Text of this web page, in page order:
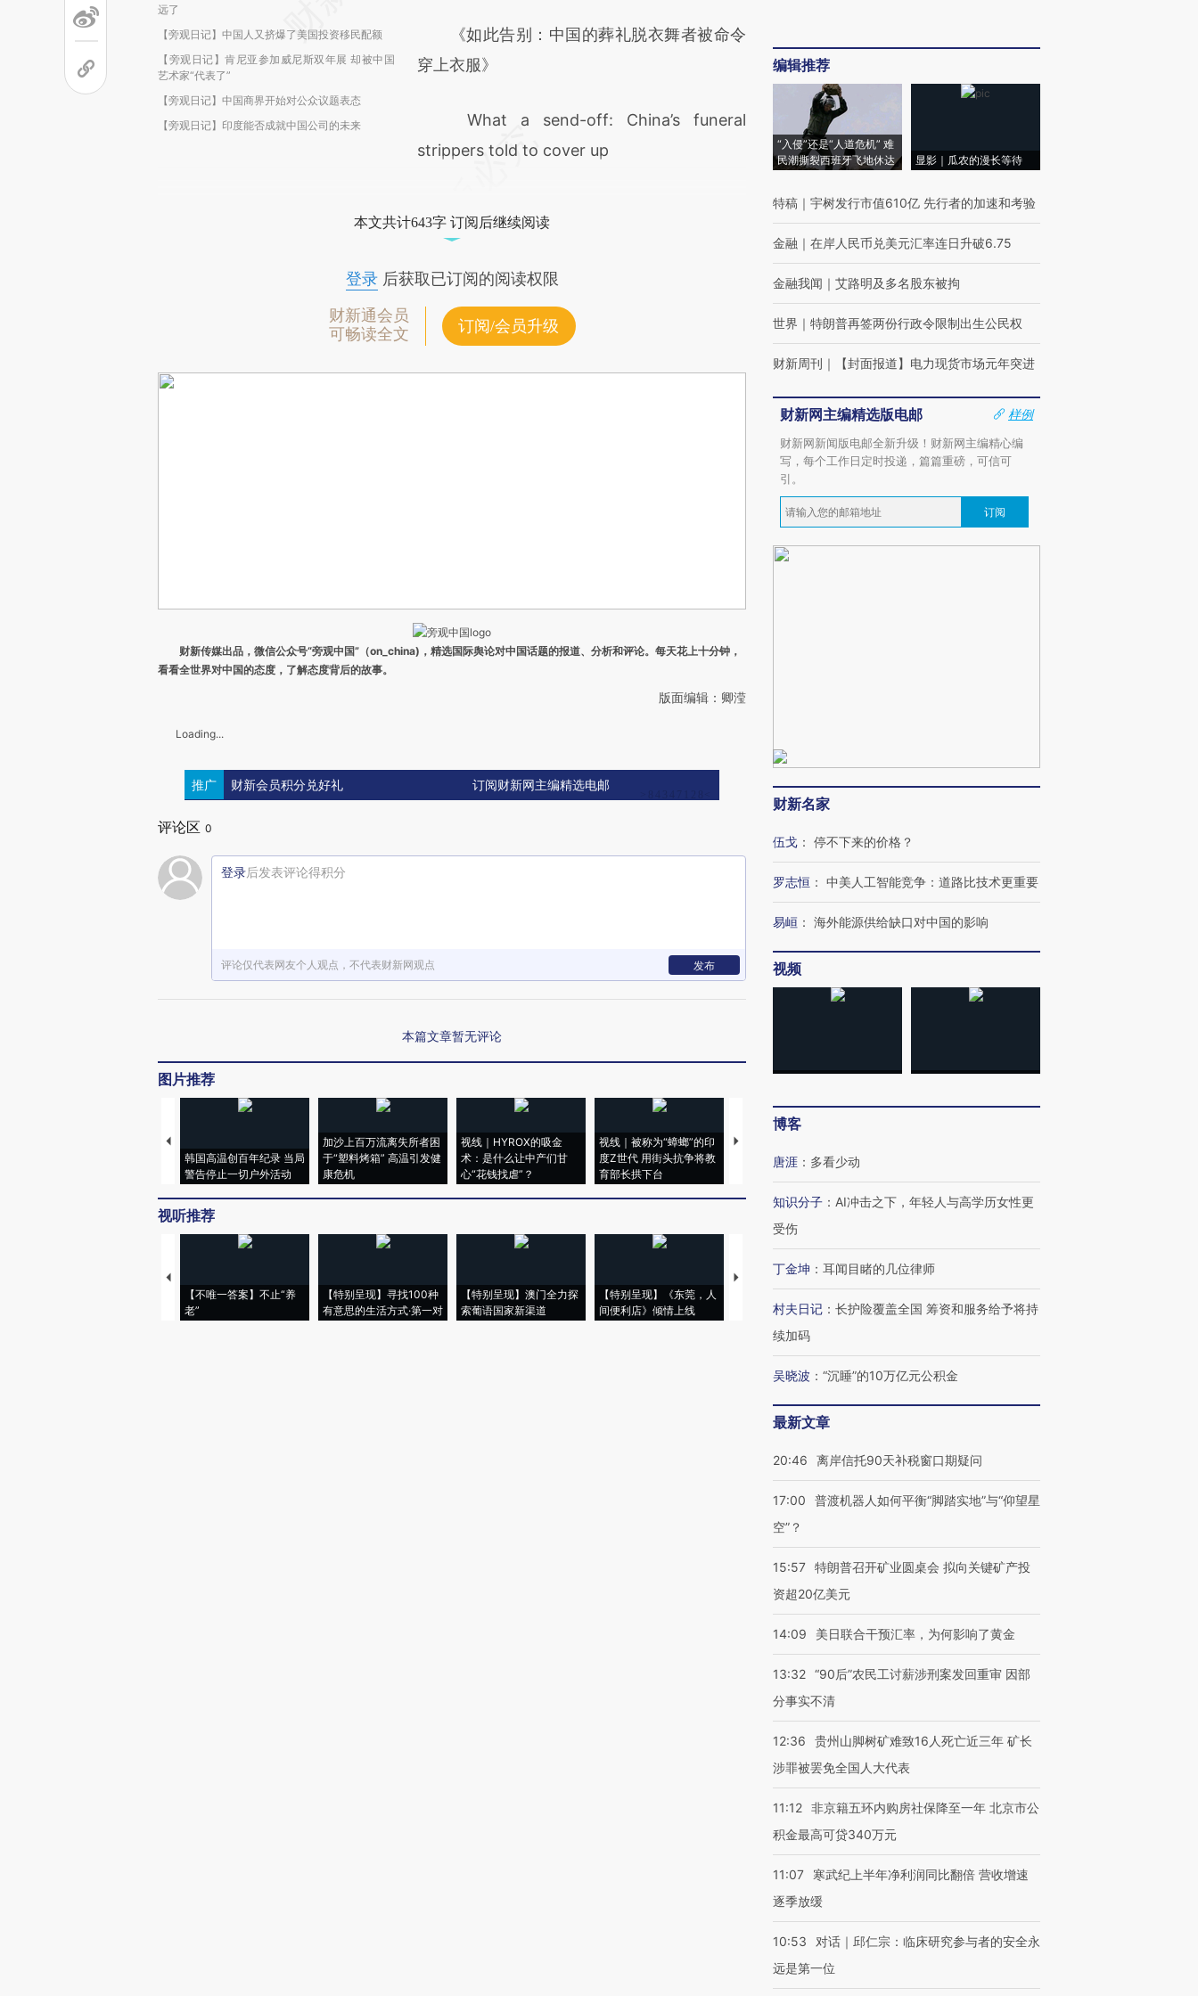
远了
【旁观日记】中国人又挤爆了美国投资移民配额
【旁观日记】肯尼亚参加威尼斯双年展 却被中国
艺术家“代表了”
【旁观日记】中国商界开始对公众议题表态
【旁观日记】印度能否成就中国公司的未来
《如此告别：中国的葬礼脱衣舞者被命令
穿上衣服》
What a send-off: China’s funeral
strippers told to cover up
本文共计643字 订阅后继续阅读
登录后获取已订阅的阅读权限
财新通会员
可畅读全文
订阅/会员升级
财新传媒出品，微信公众号“旁观中国”（on_china)，精选国际舆论对中国话题的报道、分析和评论。每天花上十分钟，
看看全世界对中国的态度，了解态度背后的故事。
版面编辑：卿滢
Loading...
推广 财新会员积分兑好礼 订阅财新网主编精选电邮
评论区 0
登录后发表评论得积分
评论仅代表网友个人观点，不代表财新网观点 发布
本篇文章暂无评论
图片推荐
韩国高温创百年纪录 当局
警告停止一切户外活动
加沙上百万流离失所者困
于“塑料烤箱” 高温引发健
康危机
视线｜HYROX的吸金
术：是什么让中产们甘
心“花钱找虐”？
视线｜被称为“蟑螂”的印
度Z世代 用街头抗争将教
育部长拱下台
视线｜“入侵”还是“人道危
机”？难民潮撕裂西班牙
视听推荐
【不唯一答案】不止“养
老”
【特别呈现】寻找100种
有意思的生活方式·第一对
【特别呈现】澳门全力探
索葡语国家新渠道
【特别呈现】《东莞，人
间便利店》倾情上线
【推广】走进第四届链博
有意思的生活方式·第三对
住三大增长引擎是什么？
编辑推荐
“入侵”还是“人道危机” 难
民潮撕裂西班牙飞地休达
显影｜瓜农的漫长等待
特稿 ｜ 宇树发行市值610亿 先行者的加速和考验
金融 ｜ 在岸人民币兑美元汇率连日升破6.75
金融我闻 ｜ 艾路明及多名股东被拘
世界 ｜ 特朗普再签两份行政令限制出生公民权
财新周刊 ｜ 【封面报道】电力现货市场元年突进
财新网主编精选版电邮
样例
财新网新闻版电邮全新升级！财新网主编精心编
写，每个工作日定时投递，篇篇重磅，可信可
引。
订阅
财新名家
伍戈 ： 停不下来的价格？
罗志恒 ： 中美人工智能竞争：道路比技术更重要
易峘 ： 海外能源供给缺口对中国的影响
视频
博客
唐涯 ： 多看少动
知识分子 ： AI冲击之下，年轻人与高学历女性更
受伤
丁金坤 ： 耳闻目睹的几位律师
村夫日记 ： 长护险覆盖全国 筹资和服务给予将持
续加码
吴晓波 ： “沉睡”的10万亿元公积金
最新文章
20:46 离岸信托90天补税窗口期疑问
17:00
普渡机器人如何平衡“脚踏实地”与“仰望星
空”？
15:57 特朗普召开矿业圆桌会 拟向关键矿产投
资超20亿美元
14:09 美日联合干预汇率，为何影响了黄金
13:32 “90后”农民工讨薪涉刑案发回重审 因部
分事实不清
12:36
贵州山脚树矿难致16人死亡近三年 矿长
涉罪被罢免全国人大代表
11:12 非京籍五环内购房社保降至一年 北京市公
积金最高可贷340万元
11:07
寒武纪上半年净利润同比翻倍 营收增速
逐季放缓
10:53
对话｜邱仁宗：临床研究参与者的安全永
远是第一位